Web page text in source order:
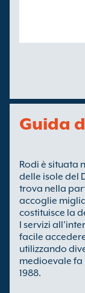
Guida
Rodi è situata
delle isole del
trova nella
accoglie
costituisce la
I servizi
facile
utilizzando
medioevale
1988.